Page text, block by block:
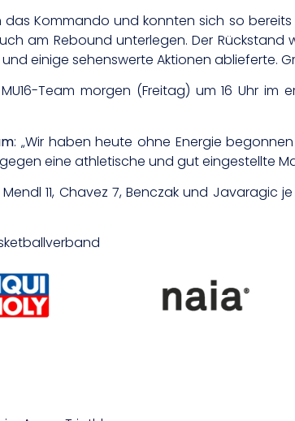
Kommando und konnten sich so
am Rebound unterlegen. Der Rückstand
einige sehenswerte Aktionen ablieferte.
Team morgen (Freitag) um 16 Uhr im
: „Wir haben heute ohne Energie
eine athletische und gut eingestellte
Mendl 11, Chavez 7, Benczak und Javaragic